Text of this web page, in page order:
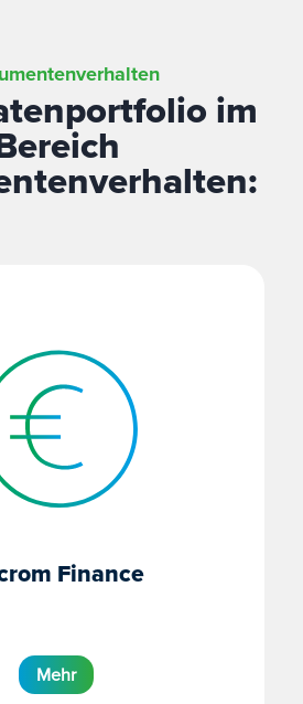
im
Finance
Mehr